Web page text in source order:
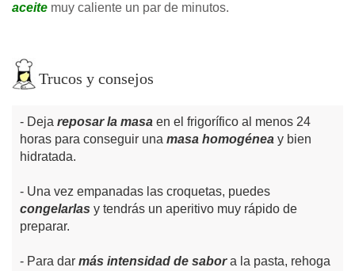
aceite muy caliente un par de minutos.
Trucos y consejos
Deja reposar la masa en el frigorífico al menos 24
horas para conseguir una masa homogénea y bien
hidratada.
Una vez empanadas las croquetas, puedes
congelarlas y tendrás un aperitivo muy rápido de
preparar.
Para dar más intensidad de sabora la pasta, rehoga